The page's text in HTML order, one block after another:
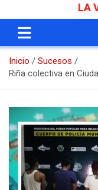
LA VOZ
Inicio
Sucesos
Riña colectiva en